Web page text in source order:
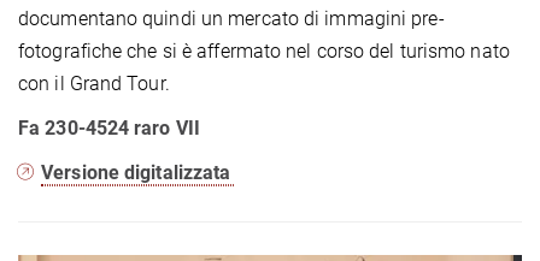
documentano quindi un mercato di immagini pre-
fotografiche che si è affermato nel corso del turismo nato
con il Grand Tour.
Fa 230-4524 raro VII
Versione digitalizzata